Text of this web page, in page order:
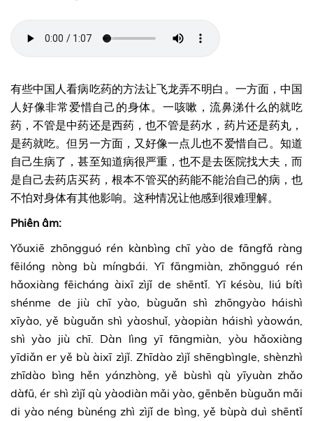
有些中国人看病吃药的方法让飞龙弄不明白。一方面，中国
人好像非常爱惜自己的身体。一咳嗽，流鼻涕什么的就吃
药，不管是中药还是西药，也不管是药水，药片还是药丸，
是药就吃。但另一方面，又好像一点儿也不爱惜自己。知道
自己生病了，甚至知道病很严重，也不是去医院找大夫，而
是自己去药店买药，根本不管买的药能不能治自己的病，也
不怕对身体有其他影响。这种情况让他感到很难理解。
Phiên âm:
Yǒuxiē zhōngguó rén kànbìng chī yào de fāngfǎ ràng
fēilóng nòng bù míngbái. Yī fāngmiàn, zhōngguó rén
hǎoxiàng fēicháng àixī zìjǐ de shēntǐ. Yī késòu, liú bítì
shénme de jiù chī yào, bùguǎn shì zhōngyào háishì
xīyào, yě bùguǎn shì yàoshuǐ, yàopiàn háishì yàowán,
shì yào jiù chī. Dàn lìng yī fāngmiàn, yòu hǎoxiàng
yīdiǎn er yě bù àixī zìjǐ. Zhīdào zìjǐ shēngbìngle, shènzhì
zhīdào bìng hěn yánzhòng, yě bùshì qù yīyuàn zhǎo
dàfū, ér shì zìjǐ qù yàodiàn mǎi yào, gēnběn bùguǎn mǎi
di yào néng bùnéng zhì zìjǐ de bìng, yě bùpà duì shēntǐ